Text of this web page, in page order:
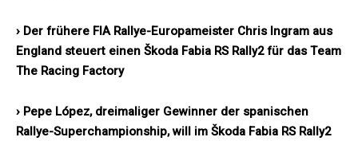
› Der frühere FIA Rallye-Europameister Chris Ingram aus
England steuert einen Škoda Fabia RS Rally2 für das Team
The Racing Factory
› Pepe López, dreimaliger Gewinner der spanischen
Rallye-Superchampionship, will im Škoda Fabia RS Rally2